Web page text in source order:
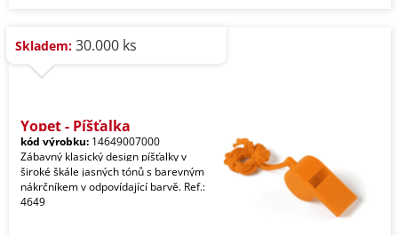
Skladem: 30.000 ks
Yopet - Píšťalka
kód výrobku: 14649007000
Zábavný klasický design píšťalky v
široké škále jasných tónů s barevným
nákrčníkem v odpovídající barvě. Ref.:
4649